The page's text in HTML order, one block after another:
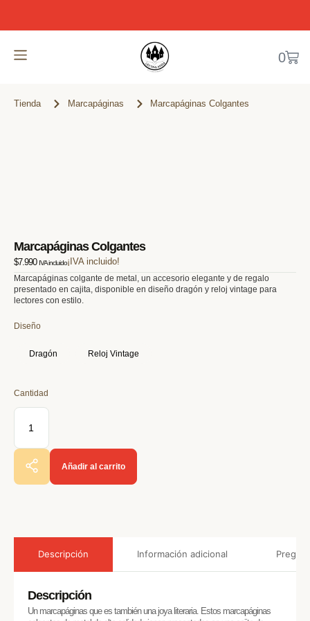
0
Tienda Marcapáginas Marcapáginas Colgantes
Marcapáginas Colgantes
$7.990 IVA incluido
Marcapáginas colgante de metal, un accesorio elegante y de regalo
presentado en cajita, disponible en diseño dragón y reloj vintage para
lectores con estilo.
Diseño
Dragón Reloj Vintage
Añadir al carrito
Descripción Información adicional
Descripción
Un marcapáginas que es también una joya literaria. Estos marcapáginas